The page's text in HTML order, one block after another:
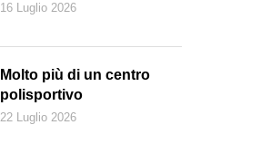
16 Luglio 2026
Molto più di un centro
polisportivo
22 Luglio 2026